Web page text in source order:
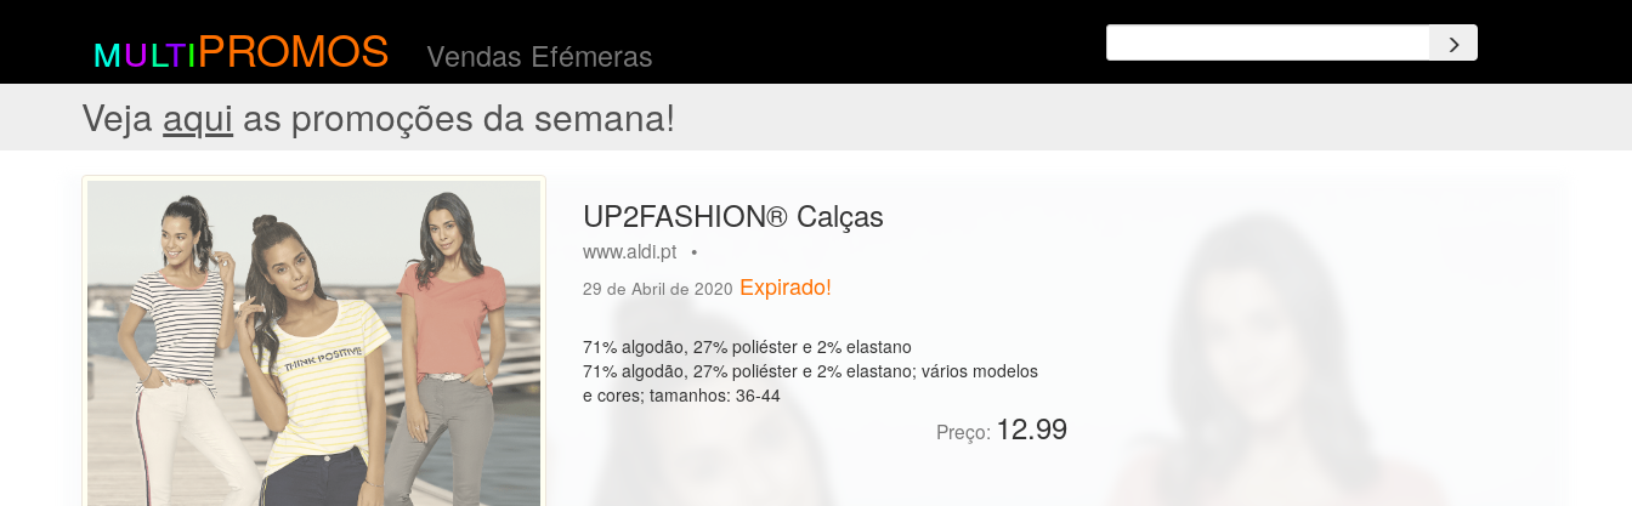
multiPROMOS Vendas Efémeras
Veja aqui as promoções da semana!
UP2FASHION® Calças
www.aldi.pt •
29 de Abril de 2020 Expirado!
71% algodão, 27% poliéster e 2% elastano
71% algodão, 27% poliéster e 2% elastano; vários modelos
e cores; tamanhos: 36-44
Preço: 12.99